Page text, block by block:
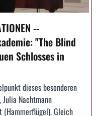
--
"The Blind
Schlosses in
dieses besonderen
Nachtmann
(Hammerflügel). Gleich